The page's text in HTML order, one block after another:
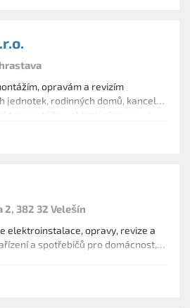
opravám a revizím
jednotek, rodinných domů, kanceláří
v oblasti silnoproudu.
a opravy hromosvodových
materiály FeZn nebo Cu
2, 382 32 Velešín
elektroinstalace, opravy, revize a
a spotřebičů pro domácnost,